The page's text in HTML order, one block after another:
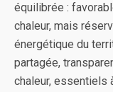
équilibrée :
chaleur, mais
énergétique du
partagée,
chaleur, essentiels